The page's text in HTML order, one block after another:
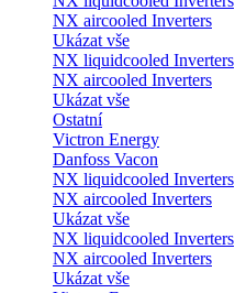
NX aircooled Inverters
Ukázat vše
NX liquidcooled Inverters
NX aircooled Inverters
Ukázat vše
Ostatní
Victron Energy
Danfoss Vacon
NX liquidcooled Inverters
NX aircooled Inverters
Ukázat vše
NX liquidcooled Inverters
NX aircooled Inverters
Ukázat vše